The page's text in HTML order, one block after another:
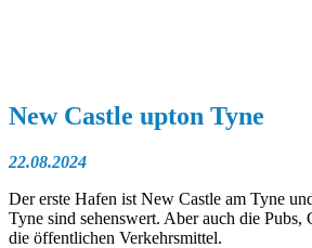
New Castle upton Tyne
22.08.2024
Der erste Hafen ist New Castle am Tyne
Tyne sind sehenswert. Aber auch die
die öffentlichen Verkehrsmittel.